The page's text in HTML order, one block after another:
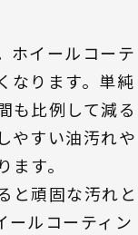
ホイールコーテ
なります。単純
も比例して減る
やすい油汚れや
す。
と頑固な汚れと
ールコーティン